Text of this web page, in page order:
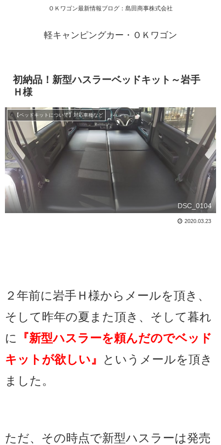
ＯＫワゴン最新情報ブログ：島田商事株式会社
軽キャンピングカー・ＯＫワゴン
初納品！新型ハスラーベッドキット～岩手
Ｈ様
・【ベッドキットについて】対応車種など
DSC_0104
2020.03.23
２年前に岩手Ｈ様からメールを頂き、
そして昨年の夏また頂き、そして暮れ
に
『新型ハスラーを頼んだのでベッド
キットが欲しい』
というメールを頂き
ました。
ただ、その時点で新型ハスラーは発売